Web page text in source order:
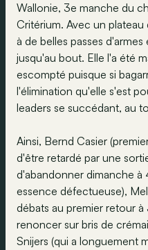
Wallonie, 3e manche du
Critérium. Avec un
à de belles passes
jusqu'au bout. Elle l'a été
escompté puisque si
l'élimination qu'elle s'est
leaders se succédant, au
Ainsi, Bernd Casier
d'être retardé par une
d'abandonner dimanche à
essence défectueuse),
débats au premier retour à
renoncer sur bris de
Snijers (qui a longuement